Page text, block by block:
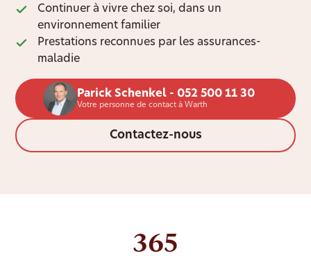
Continuer à vivre chez soi, dans un
environnement familier
Prestations reconnues par les assurances-
maladie
Parick Schenkel - 052 500 11 30
Votre personne de contact à Warth
Contactez-nous
365